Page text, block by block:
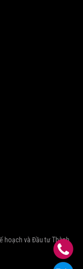
hoạch và Đầu tư Thành